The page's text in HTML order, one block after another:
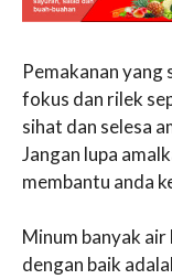
Pemakanan
fokus dan rilek
sihat dan selesa
Jangan lupa
membantu anda
Minum banyak
dengan baik